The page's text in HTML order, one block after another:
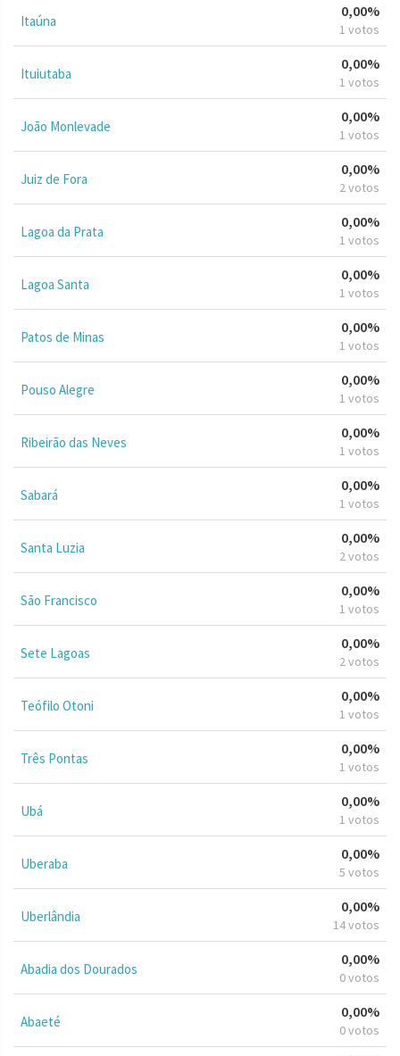
Itaúna
0,00%
1 votos
Ituiutaba
0,00%
1 votos
João Monlevade
0,00%
1 votos
Juiz de Fora
0,00%
2 votos
Lagoa da Prata
0,00%
1 votos
Lagoa Santa
0,00%
1 votos
Patos de Minas
0,00%
1 votos
Pouso Alegre
0,00%
1 votos
Ribeirão das Neves
0,00%
1 votos
Sabará
0,00%
1 votos
Santa Luzia
0,00%
2 votos
São Francisco
0,00%
1 votos
Sete Lagoas
0,00%
2 votos
Teófilo Otoni
0,00%
1 votos
Três Pontas
0,00%
1 votos
Ubá
0,00%
1 votos
Uberaba
0,00%
5 votos
Uberlândia
0,00%
14 votos
Abadia dos Dourados
0,00%
0 votos
Abaeté
0,00%
0 votos